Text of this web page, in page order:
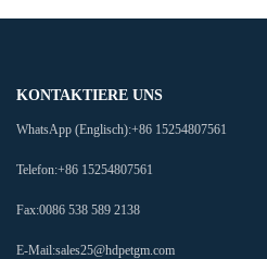
KONTAKTIERE UNS
WhatsApp (Englisch):+86 15254807561
Telefon:+86 15254807561
Fax:0086 538 589 2138
E-Mail:sales25@hdpetgm.com